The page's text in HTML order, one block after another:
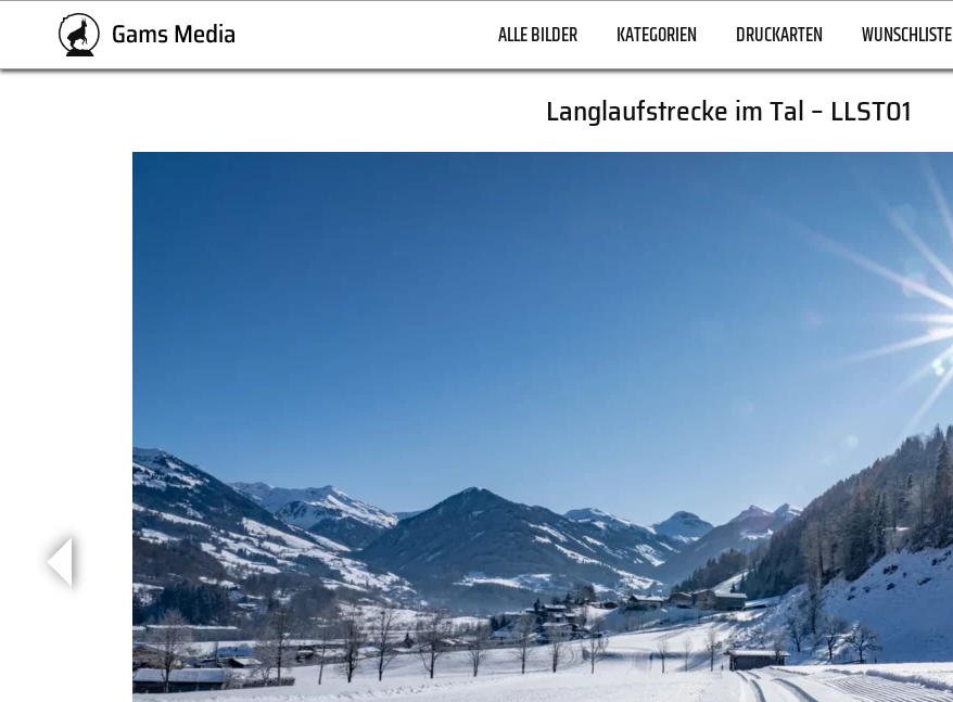
ALLE BILDER KATEGORIEN DRUCKARTEN WUNSCHLISTE
Langlaufstrecke im Tal – LLST01